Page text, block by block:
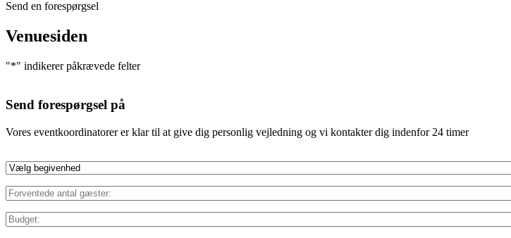
Send en forespørgsel
Venuesiden
"*" indikerer påkrævede felter
Send forespørgsel på
Vores eventkoordinatorer er klar til at give dig personlig vejledning og vi kontakter dig indenfor 24 timer
Vælg
Forventede
antal
gæster:*
Budget: